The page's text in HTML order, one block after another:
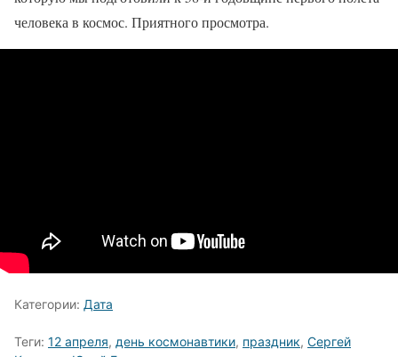
человека в космос. Приятного просмотра.
Категории: Дата
Теги: 12 апреля, день космонавтики, праздник, Сергей